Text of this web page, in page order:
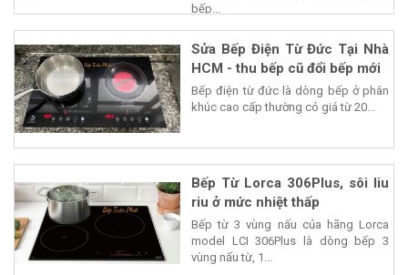
bếp...
Sửa Bếp Điện Từ Đức Tại Nhà
HCM - thu bếp cũ đổi bếp mới
Bếp điện từ đức là dòng bếp ở phân
khúc cao cấp thường có giá từ 20...
Bếp Từ Lorca 306Plus, sôi liu
riu ở mức nhiệt thấp
Bếp từ 3 vùng nấu của hãng Lorca
model LCI 306Plus là dòng bếp 3
vùng nấu từ, 1...